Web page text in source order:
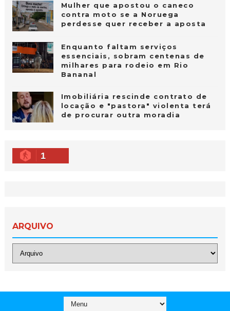
Mulher que apostou o caneco
contra moto se a Noruega
perdesse quer receber a aposta
Enquanto faltam serviços
essenciais, sobram centenas de
milhares para rodeio em Rio
Bananal
Imobiliária rescinde contrato de
locação e "pastora" violenta terá
de procurar outra moradia
1
ARQUIVO